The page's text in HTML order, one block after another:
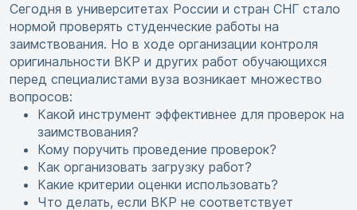
Сегодня в университетах России и стран СНГ стало
нормой проверять студенческие работы на
заимствования. Но в ходе организации контроля
оригинальности ВКР и других работ обучающихся
перед специалистами вуза возникает множество
вопросов:
Какой инструмент эффективнее для проверок на
заимствования?
Кому поручить проведение проверок?
Как организовать загрузку работ?
Какие критерии оценки использовать?
Что делать, если ВКР не соответствует